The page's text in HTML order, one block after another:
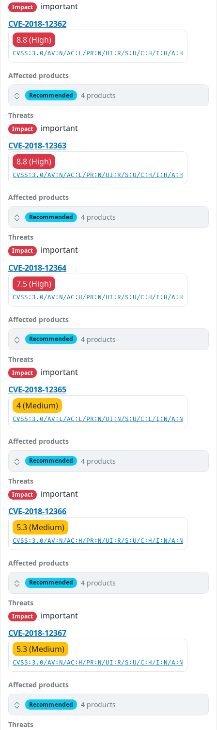
Impact
important
CVE-2018-12362
8.8 (High)
CVSS:3.0/AV:N/AC:L/PR:N/UI:R/S:U/C:H/I:H/A:H
Affected products
Recommended 4 products
Threats
Impact
important
CVE-2018-12363
8.8 (High)
CVSS:3.0/AV:N/AC:L/PR:N/UI:R/S:U/C:H/I:H/A:H
Affected products
Recommended 4 products
Threats
Impact
important
CVE-2018-12364
7.5 (High)
CVSS:3.0/AV:N/AC:H/PR:N/UI:R/S:U/C:H/I:H/A:H
Affected products
Recommended 4 products
Threats
Impact
important
CVE-2018-12365
4 (Medium)
CVSS:3.0/AV:L/AC:L/PR:N/UI:N/S:U/C:L/I:N/A:N
Affected products
Recommended 4 products
Threats
Impact
important
CVE-2018-12366
5.3 (Medium)
CVSS:3.0/AV:N/AC:H/PR:N/UI:R/S:U/C:H/I:N/A:N
Affected products
Recommended 4 products
Threats
Impact
important
CVE-2018-12367
5.3 (Medium)
CVSS:3.0/AV:N/AC:H/PR:N/UI:R/S:U/C:H/I:N/A:N
Affected products
Recommended 4 products
Threats